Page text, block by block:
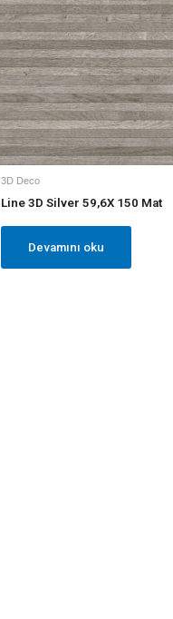
3D Deco
Line 3D Silver 59,6X 150 Mat
Devamını oku